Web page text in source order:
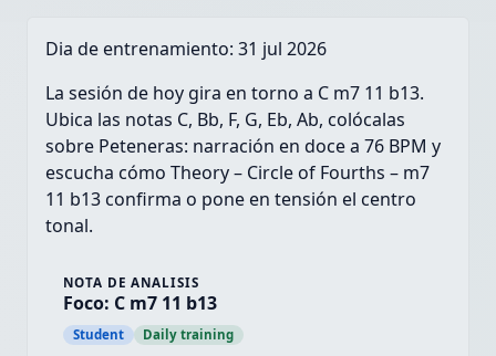
Dia de entrenamiento: 31 jul 2026
La sesión de hoy gira en torno a C m7 11 b13.
Ubica las notas C, Bb, F, G, Eb, Ab, colócalas
sobre Peteneras: narración en doce a 76 BPM y
escucha cómo Theory – Circle of Fourths – m7
11 b13 confirma o pone en tensión el centro
tonal.
NOTA DE ANALISIS
Foco: C m7 11 b13
Student Daily training